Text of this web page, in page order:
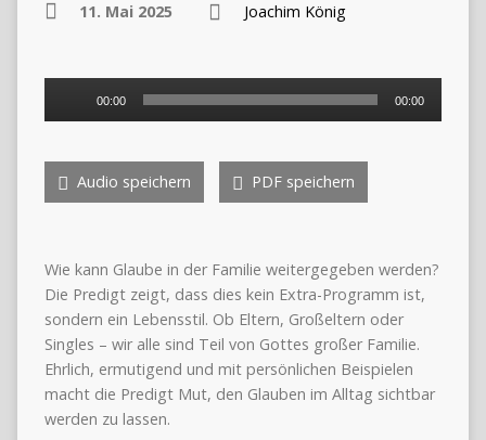
11. Mai 2025 Joachim König
00:00 00:00
Audio speichern PDF speichern
Wie kann Glaube in der Familie weitergegeben werden?
Die Predigt zeigt, dass dies kein Extra-Programm ist,
sondern ein Lebensstil. Ob Eltern, Großeltern oder
Singles – wir alle sind Teil von Gottes großer Familie.
Ehrlich, ermutigend und mit persönlichen Beispielen
macht die Predigt Mut, den Glauben im Alltag sichtbar
werden zu lassen.